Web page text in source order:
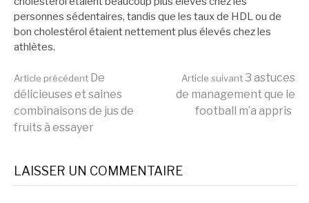
personnes sédentaires, tandis que les taux de HDL ou de
bon cholestérol étaient nettement plus élevés chez les
athlètes.
Lire
la
suite
Article précédent De
délicieuses et saines
combinaisons de jus de
fruits à essayer
Article suivant 3 astuces
de management que le
football m’a appris
LAISSER UN COMMENTAIRE